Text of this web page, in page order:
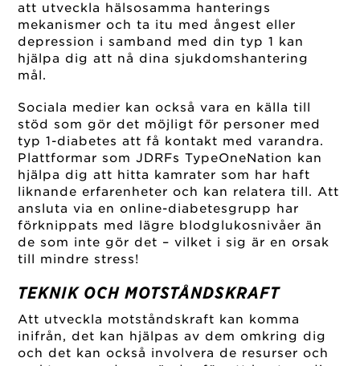
att utveckla hälsosamma hanterings
mekanismer och ta itu med ångest eller
depression i samband med din typ 1 kan
hjälpa dig att nå dina sjukdomshantering
mål.
Sociala medier kan också vara en källa till
stöd som gör det möjligt för personer med
typ 1-diabetes att få kontakt med varandra.
Plattformar som JDRFs TypeOneNation kan
hjälpa dig att hitta kamrater som har haft
liknande erfarenheter och kan relatera till. Att
ansluta via en online-diabetesgrupp har
förknippats med lägre blodglukosnivåer än
de som inte gör det – vilket i sig är en orsak
till mindre stress!
TEKNIK OCH MOTSTÅNDSKRAFT
Att utveckla motståndskraft kan komma
inifrån, det kan hjälpas av dem omkring dig
och det kan också involvera de resurser och